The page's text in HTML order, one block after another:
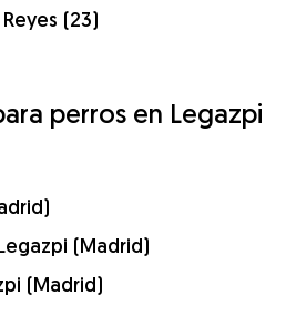
(23)
perros en Legazpi
(Madrid)
(Madrid)